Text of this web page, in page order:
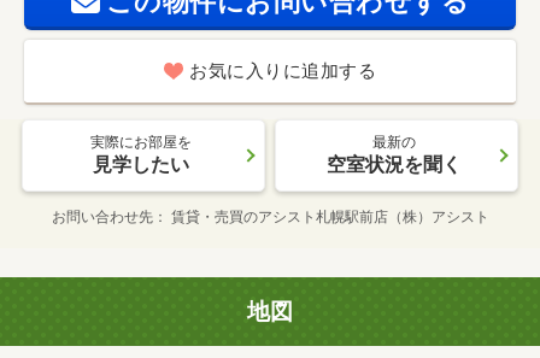
お気に入りに追加する
実際にお部屋を
見学したい
最新の
空室状況を聞く
お問い合わせ先 賃貸・売買のアシスト札幌駅前店（株）アシスト
地図